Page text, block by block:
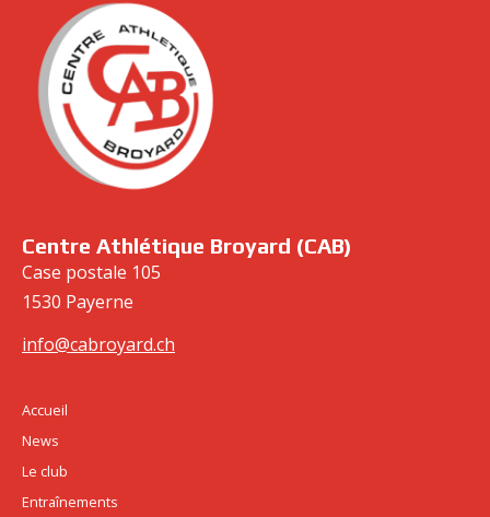
Centre Athlétique Broyard (CAB)
Case postale 105
1530 Payerne
info@cabroyard.ch
Accueil
News
Le club
Entraînements